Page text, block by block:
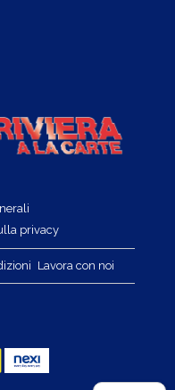
privacy
Lavora con noi